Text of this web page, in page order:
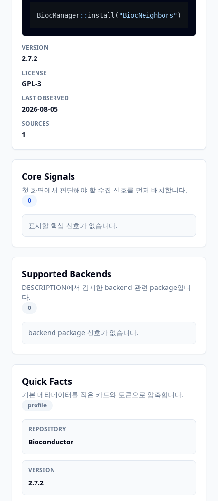
BiocManager:: install ( "BiocNeighbors")
VERSION
2.7.2
LICENSE
GPL-3
LAST OBSERVED
2026-08-05
SOURCES
1
Core Signals
첫 화면에서 판단해야 할 수집 신호를 먼저 배치합니다.
0
표시할 핵심 신호가 없습니다.
Supported Backends
DESCRIPTION에서 감지한 backend 관련 package입니
다.
0
backend package 신호가 없습니다.
Quick Facts
기본 메타데이터를 작은 카드와 토큰으로 압축합니다.
profile
REPOSITORY
Bioconductor
VERSION
2.7.2